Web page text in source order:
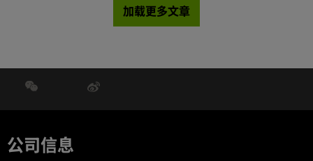
加载更多文章
公司信息